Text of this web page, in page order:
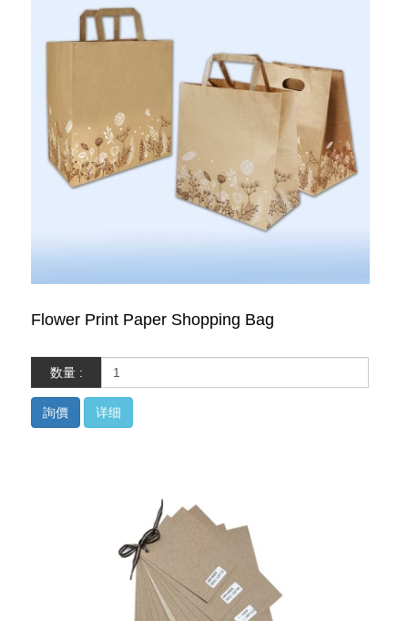
Flower Print Paper Shopping Bag
数量 :
詢價 详细